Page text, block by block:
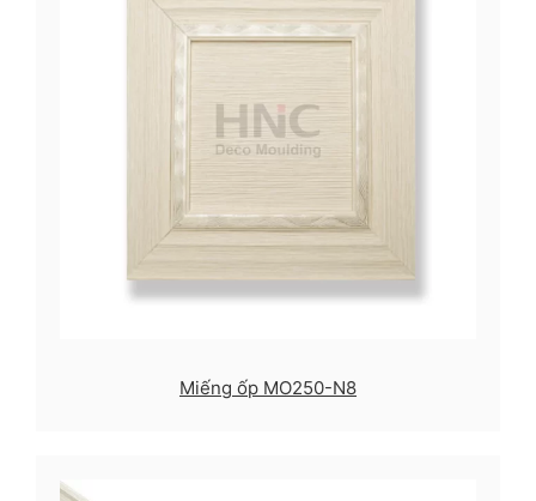
Miếng ốp MO250-N8